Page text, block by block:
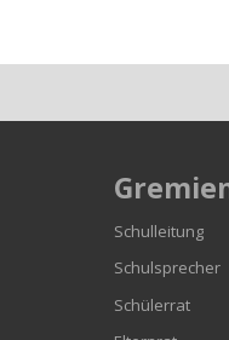
Schulleitung
Schulsprecher
Schülerrat